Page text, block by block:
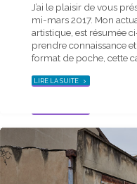
20 septembre 2018
J’ai le plaisir de vous
Rocks ! parue. Mon
artistique, est résumée
prendre connaissance et
petit format, cette carte
PHOTO
LA
MI-
SEPTEMBRE
2018
–
CARTE
TIMOR
ROCKS !"
J’ai le plaisir de vous
mi-mars 2017. Mon
artistique, est résumée
prendre connaissance
format de poche, cette
LIRE LA SUITE"ACTUALITÉ
PHOTO
MARS
–
CARTE
TIMOR
ROCKS !"